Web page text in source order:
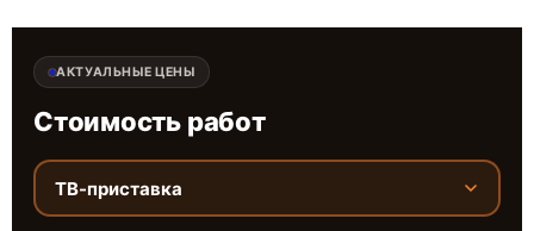
АКТУАЛЬНЫЕ ЦЕНЫ
Стоимость работ
ТВ-приставка